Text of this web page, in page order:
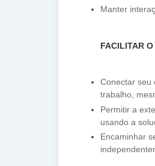
Manter
FACILITAR
Conectar seu
trabalho,
Permitir a
usando a
Encaminhar